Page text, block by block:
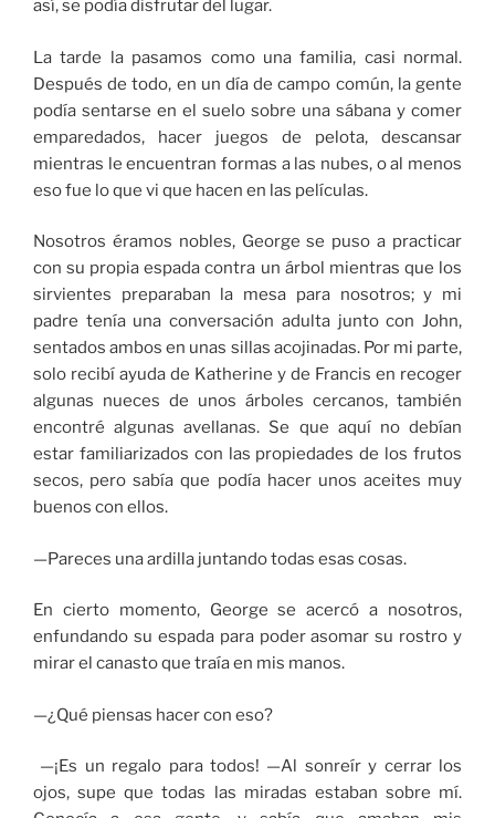
así, se podía disfrutar del lugar.
La tarde la pasamos como una familia, casi normal.
Después de todo, en un día de campo común, la gente
podía sentarse en el suelo sobre una sábana y comer
emparedados, hacer juegos de pelota, descansar
mientras le encuentran formas a las nubes, o al menos
eso fue lo que vi que hacen en las películas.
Nosotros éramos nobles, George se puso a practicar
con su propia espada contra un árbol mientras que los
sirvientes preparaban la mesa para nosotros; y mi
padre tenía una conversación adulta junto con John,
sentados ambos en unas sillas acojinadas. Por mi parte,
solo recibí ayuda de Katherine y de Francis en recoger
algunas nueces de unos árboles cercanos, también
encontré algunas avellanas. Se que aquí no debían
estar familiarizados con las propiedades de los frutos
secos, pero sabía que podía hacer unos aceites muy
buenos con ellos.
—Pareces una ardilla juntando todas esas cosas.
En cierto momento, George se acercó a nosotros,
enfundando su espada para poder asomar su rostro y
mirar el canasto que traía en mis manos.
—¿Qué piensas hacer con eso?
—¡Es un regalo para todos! —Al sonreír y cerrar los
ojos, supe que todas las miradas estaban sobre mí.